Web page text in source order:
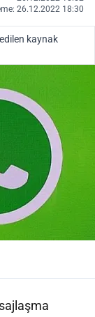
26.12.2022 18:30
kaynak